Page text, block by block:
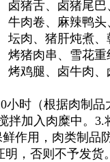
猪舌、卤猪尾
肉卷、麻辣鸭
肉、猪肝炖煮
猪肉串、雪花
鸡腿、卤牛肉
时（根据肉制
加入肉糜中。
作用，肉类制品
，否则不予发